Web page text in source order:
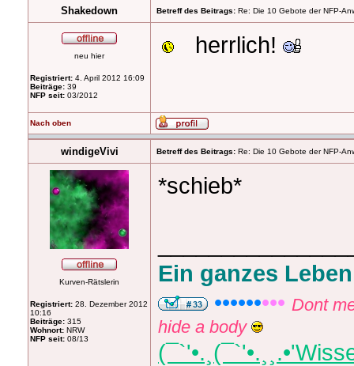
Shakedown Betreff des Beitrags: Re: Die 10 Gebote der NFP-
neu hier
Registriert: 4. April 2012 16:09
Beiträge: 39
NFP seit: 03/2012
herrlich!
Nach oben
windigeVivi Betreff des Beitrags: Re: Die 10 Gebote der NFP-
Kurven-Rätslerin
Registriert: 28. Dezember 2012
10:16
Beiträge: 315
Wohnort: NRW
NFP seit: 08/13
*schieb*
Ein ganzes
••••••••• Dont
hide a body